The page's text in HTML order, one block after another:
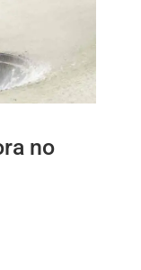
no